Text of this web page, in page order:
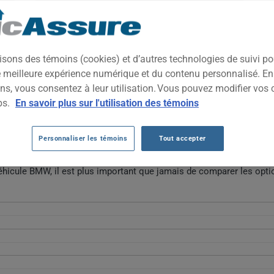
pour son équilibre entre performance et raffinement
et des technologies avancées, tout en conservant un
AU FIL DES 5 DERNIÈRES ANNÉES.
véhicules BMW fluctuent fortement, débutant à 4459 $ en 2021
en 2026. Cette variation reflète des ajustements marqués
BMW, il est plus important que jamais de comparer les
des témoins (cookies) et d’autres technologies de suivi
expérience numérique et du contenu personnalisé.
vous consentez à leur utilisation. Vous pouvez modifier vos
En savoir plus sur l'utilisation des témoins
Personnaliser les témoins Tout accepter